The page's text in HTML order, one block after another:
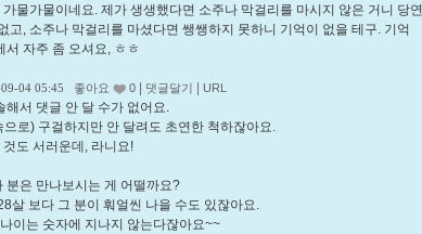
가물가물이네요. 제가 생생했다면 소주나 막걸리를 마시지 않은 거니 당연
고, 소주나 막걸리를 마셨다면 쌩쌩하지 못하니 기억이 없을 테구. 기억
서 자주 좀 오셔요, ㅎㅎ
04 05:45 좋아요 0 댓글달기 URL
해서 댓글 안 달 수가 없어요.
으로) 구걸하지만 안 달려도 초연한 척하잖아요.
도 서러운데, 라니요!
분은 만나보시는 게 어떨까요?
살 보다 그 분이 훠얼씬 나을 수도 있잖아요.
이는 숫자에 지나지 않는다잖아요~~